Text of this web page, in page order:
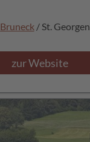
Bruneck/ St. Georgen
zur Website